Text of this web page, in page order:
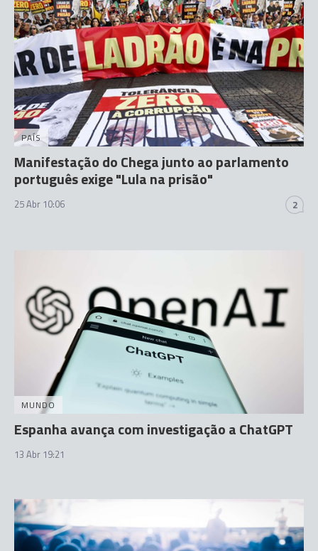
PAÍS
Manifestação do Chega junto ao parlamento
português exige "Lula na prisão"
25 Abr 10:06 2
MUNDO
Espanha avança com investigação a ChatGPT
13 Abr 19:21